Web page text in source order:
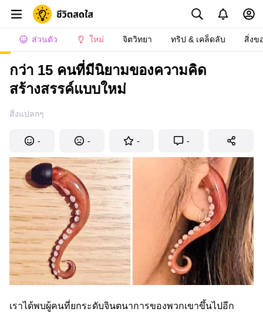
ส่วนตัว ใหม่ จิตวิทยา ทริป & เคล็ดลับ สิ่งข
กว่า 15 คนที่มีนิยามของความคิด
สร้างสรรค์แบบใหม่
สิ่งแปลกๆ
- - - -
เราได้พบผู้คนที่ยกระดับจินตนาการของพวกเขาขึ้นไปอีก